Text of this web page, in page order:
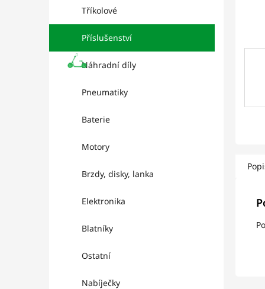
Tříkolové
Příslušenství
Náhradní díly
Pneumatiky
Baterie
Motory
Brzdy, disky, lanka
Elektronika
Blatníky
Ostatní
Nabíječky